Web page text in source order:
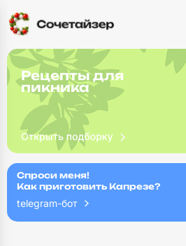
Рецепты для
пикника
Спроси меня!
Как приготовить Капрезе?
telegram-бот